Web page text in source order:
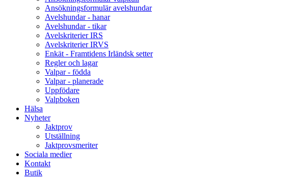
Ansökningsformulär avelshundar
Avelshundar - hanar
Avelshundar - tikar
Avelskriterier IRS
Avelskriterier IRVS
Enkät - Framtidens Irländsk setter
Regler och lagar
Valpar - födda
Valpar - planerade
Uppfödare
Valpboken
Hälsa
Nyheter
Jaktprov
Utställning
Jaktprovsmeriter
Sociala medier
Kontakt
Butik